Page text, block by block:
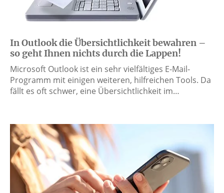
In Outlook die Übersichtlichkeit bewahren –
so geht Ihnen nichts durch die Lappen!
Microsoft Outlook ist ein sehr vielfältiges E-Mail-
Programm mit einigen weiteren, hilfreichen Tools. Da
fällt es oft schwer, eine Übersichtlichkeit im…